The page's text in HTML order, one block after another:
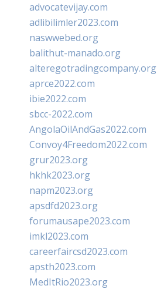
advocatevijay.com
adlibilimler2023.com
naswwebed.org
balithut-manado.org
alteregotradingcompany.org
aprce2022.com
ibie2022.com
sbcc-2022.com
AngolaOilAndGas2022.com
Convoy4Freedom2022.com
grur2023.org
hkhk2023.org
napm2023.org
apsdfd2023.org
forumausape2023.com
imkl2023.com
careerfaircsd2023.com
apsth2023.com
MedItRio2023.org